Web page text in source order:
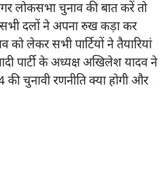
लोकसभा चुनाव की बात करें तो
दलों ने अपना रुख कड़ा कर
लेकर सभी पार्टियों ने तैयारियां
पार्टी के अध्यक्ष अखिलेश यादव ने
चुनावी रणनीति क्या होगी और